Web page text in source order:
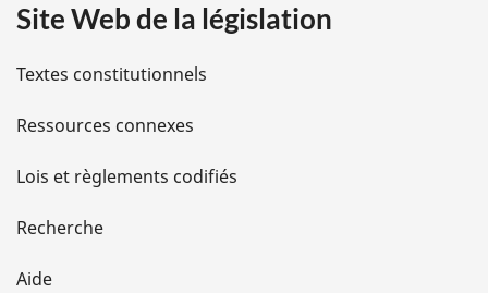
i
l
s
d
e
l
Site Web de la législation
Textes constitutionnels
Ressources connexes
Lois et règlements codifiés
Recherche
Aide